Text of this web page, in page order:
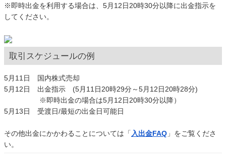
※即時出金を利用する場合は、5月12日20時30分以降に出金指示を
してください。
取引スケジュールの例
5月11日 国内株式売却
5月12日 出金指示 (5月11日20時29分～5月12日20時28分)
※即時出金の場合は5月12日20時30分以降）
5月13日 受渡日/最短の出金日可能日
その他出金にかかわることについては「 入出金FAQ 」をご覧くださ
い。